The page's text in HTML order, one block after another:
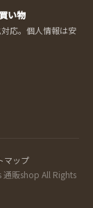
い物
応。個人情報は安
マップ
販shop All Rights